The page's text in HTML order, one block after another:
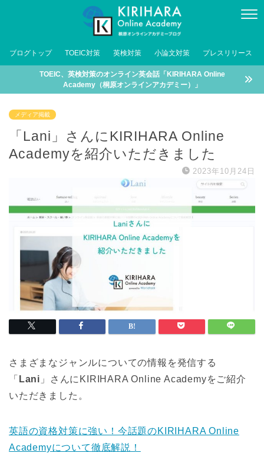
ブログトップ TOEIC対策 英検対策 小論文対策 プレスリリース
TOEIC、英検対策のオンライン英会話「KIRIHARA Online
Academy（桐原オンラインアカデミー）」
メディア掲載
「Lani」さんにKIRIHARA Online
Academyを紹介いただきました
2023年10月24日
さまざまなジャンルについての情報を発信する
「 Lani 」さんにKIRIHARA Online Academyをご紹介
いただきました。
英語の資格対策に強い！今話題のKIRIHARA Online
Academyについて徹底解説！